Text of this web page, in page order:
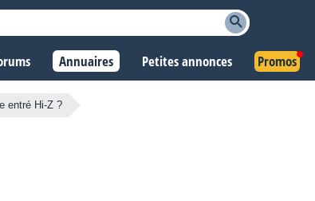
Annuaires Petites annonces Promos
entré Hi-Z ?